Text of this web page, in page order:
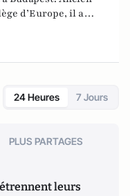
d’Europe, il a
Commissaire à
Twitter :
24 Heures 7 Jours
PLUS PARTAGES
leurs